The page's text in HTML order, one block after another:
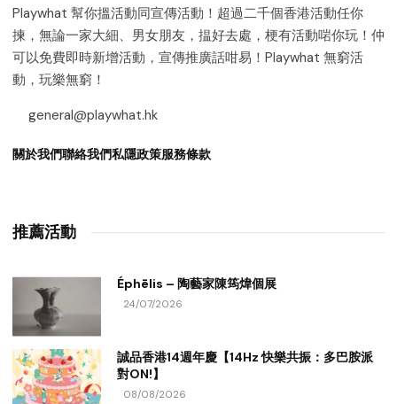
Playwhat 幫你搵活動同宣傳活動！超過二千個香港活動任你
揀，無論一家大細、男女朋友，揾好去處，梗有活動啱你玩！仲
可以免費即時新增活動，宣傳推廣話咁易！Playwhat 無窮活
動，玩樂無窮！
general@playwhat.hk
關於我們聯絡我們私隱政策服務條款
推薦活動
Éphēlis – 陶藝家陳筠煒個展
24/07/2026
誠品香港14週年慶【14Hz 快樂共振：多巴胺派
對ON!】
08/08/2026